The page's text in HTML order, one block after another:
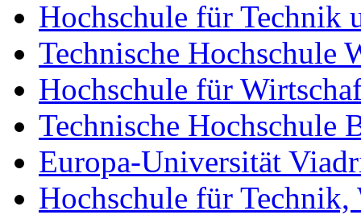
Hochschule für Technik
Technische Hochschule
Hochschule für
Technische Hochschule
Europa-Universität
Hochschule für